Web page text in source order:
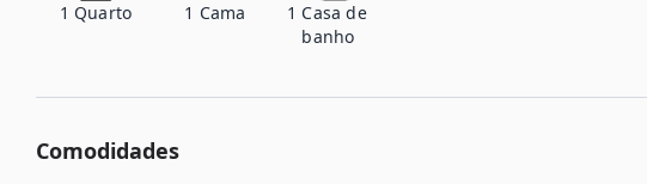
1 Quarto 1 Cama 1 Casa de
banho
Comodidades